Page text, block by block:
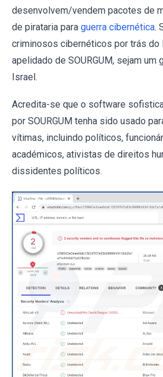
desenvolvem/vendem pacotes de
de pirataria para guerra cibernética.
criminosos cibernéticos por trás do
apelidado de SOURGUM, sejam um
Israel.
Acredita-se que o software
por SOURGUM tenha sido usado
vítimas, incluindo políticos,
académicos, ativistas de direitos
dissidentes políticos.